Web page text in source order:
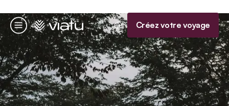
Menu
Accueil Créez votre voyage